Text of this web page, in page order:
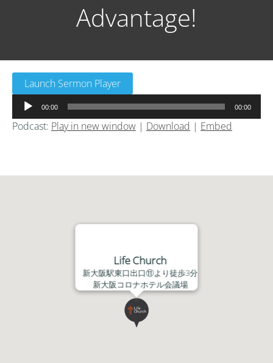
Advantage!
Launch Sermon Player
声
プ
ヤ
00:00 00:00
Podcast: Play in new window | Download | Embed
Life Church
新大阪駅東口出口⑪より徒歩3分
新大阪コロナホテル会議場